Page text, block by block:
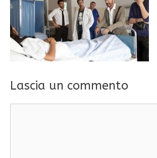
Lascia un commento